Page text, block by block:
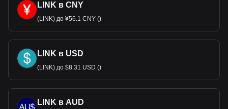
LINK в CNY
(LINK) до ¥56.1 CNY ()
LINK в USD
(LINK) до $8.31 USD ()
LINK в AUD